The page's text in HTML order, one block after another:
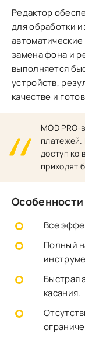
Редактор
для обработки
замена фона и
выполняется
устройств,
качестве и
MOD
платежей.
доступ ко
приходят
Особенности
Все
Полный
Быстрая
касания.